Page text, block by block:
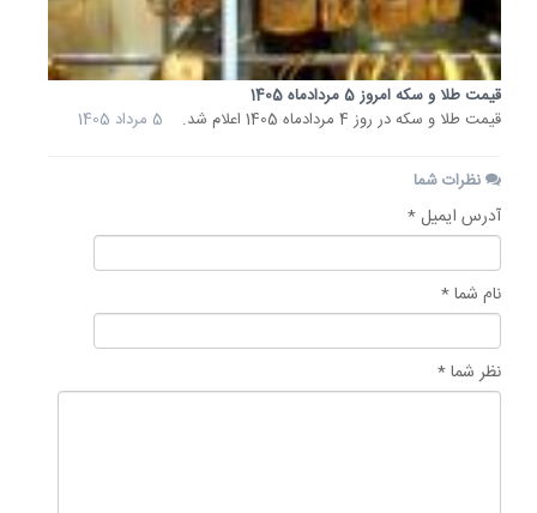
قیمت طلا و سکه امروز 5 مردادماه 1405
قیمت طلا و سکه در روز 4 مردادماه 1405 اعلام شد.
5 مرداد 1405
نظرات شما
آدرس ایمیل *
نام شما *
نظر شما *